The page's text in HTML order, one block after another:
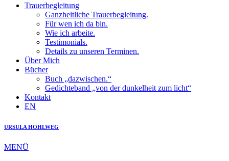
Trauerbegleitung
Ganzheitliche Trauerbegleitung.
Für wen ich da bin.
Wie ich arbeite.
Testimonials.
Details zu unseren Terminen.
Über Mich
Bücher
Buch „dazwischen.“
Gedichteband „von der dunkelheit zum licht“
Kontakt
EN
URSULA HOHLWEG
MENÜ